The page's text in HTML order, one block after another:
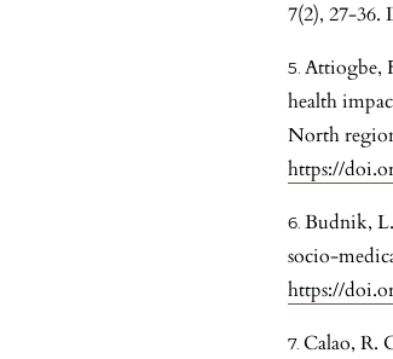
7(2), 27-36.
Attiogbe,
health
North
https://
Budnik,
socio-
https://
Calao, R.